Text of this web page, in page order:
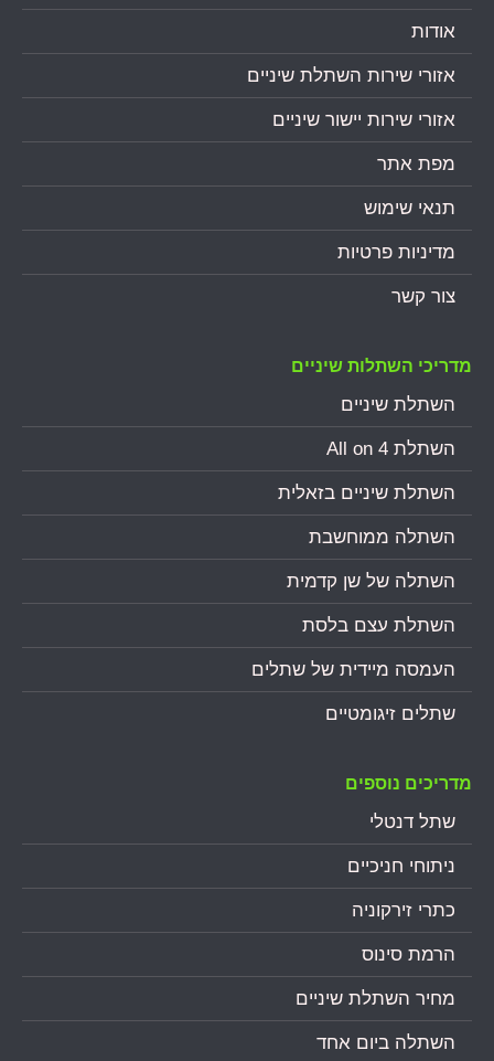
אודות
אזורי שירות השתלת שיניים
אזורי שירות יישור שיניים
מפת אתר
תנאי שימוש
מדיניות פרטיות
צור קשר
מדריכי השתלות שיניים
השתלת שיניים
השתלת All on 4
השתלת שיניים בזאלית
השתלה ממוחשבת
השתלה של שן קדמית
השתלת עצם בלסת
העמסה מיידית של שתלים
שתלים זיגומטיים
מדריכים נוספים
שתל דנטלי
ניתוחי חניכיים
כתרי זירקוניה
הרמת סינוס
מחיר השתלת שיניים
השתלה ביום אחד